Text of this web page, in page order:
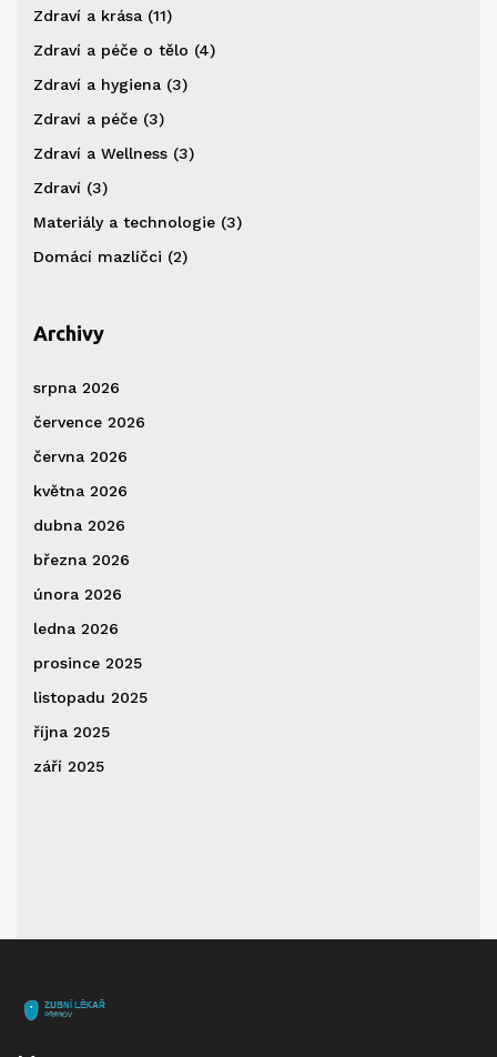
Zdraví a krása (11)
Zdraví a péče o tělo (4)
Zdraví a hygiena (3)
Zdraví a péče (3)
Zdraví a Wellness (3)
Zdraví (3)
Materiály a technologie (3)
Domácí mazlíčci (2)
Archivy
srpna 2026
července 2026
června 2026
května 2026
dubna 2026
března 2026
února 2026
ledna 2026
prosince 2025
listopadu 2025
října 2025
září 2025